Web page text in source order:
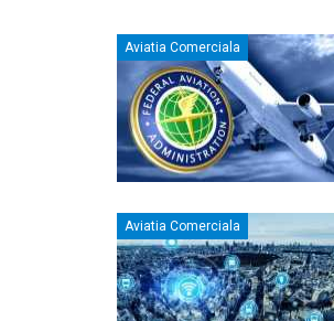
Aviatia Comerciala
Aviatia Comerciala